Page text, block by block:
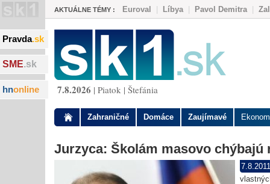
Pravda.sk
SME.sk
hnonline
AKTUÁLNE TÉMY : Euroval Líbya| Pavol Demitra|
7.8.2026 | Piatok | Štefánia
Zahraničné Domáce Zaujímavé
Jurzyca: Školám masovo chýbajú
7.8.2011